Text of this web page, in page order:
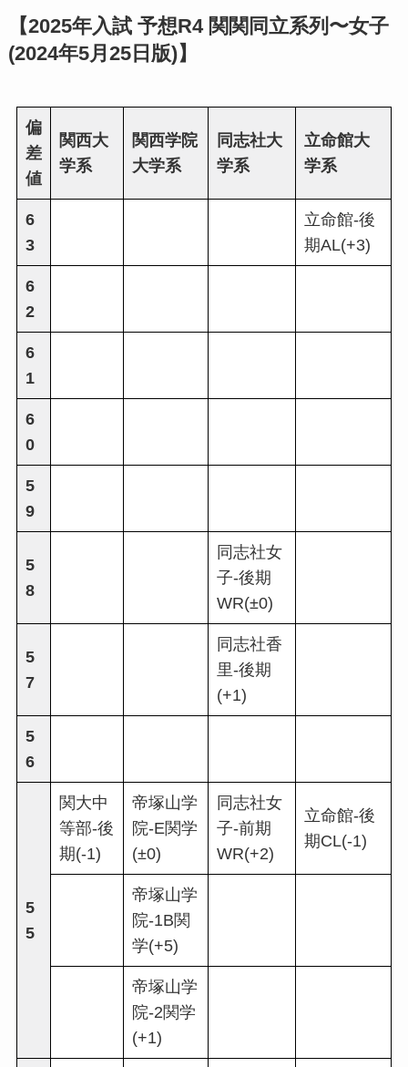
【2025年入試 予想R4 関関同立系列〜女子
(2024年5月25日版)】
偏
差
値
関西大
学系
関西学院
大学系
同志社大
学系
立命館大
学系
6
3
立命館-後
期AL(+3)
6
2
6
1
6
0
5
9
5
8
同志社女
子-後期
WR(±0)
5
7
同志社香
里-後期
(+1)
5
6
5
5
関大中
等部-後
期(-1)
帝塚山学
院-E関学
(±0)
同志社女
子-前期
WR(+2)
立命館-後
期CL(-1)
帝塚山学
院-1B関
学(+5)
帝塚山学
院-2関学
(+1)